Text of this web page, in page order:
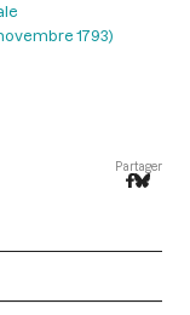
1793)
Partager